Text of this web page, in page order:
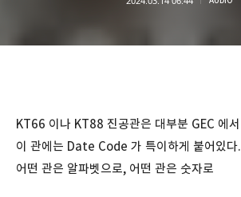
KT66 이나 KT88 진공관은 대부분 GEC 에
이 관에는 Date Code 가 특이하게 붙어있다.
어떤 관은 알파벳으로, 어떤 관은 숫자로
Leica